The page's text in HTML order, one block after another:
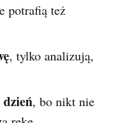
potrafią też
, tylko analizują,
, bo nikt nie